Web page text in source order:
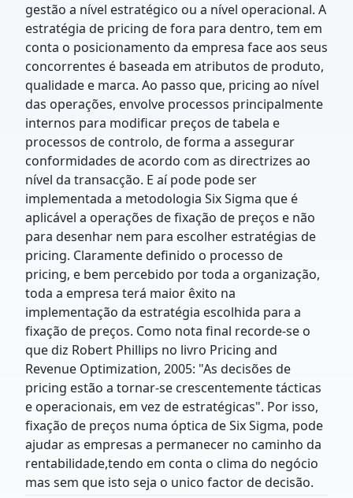
gestão a nível estratégico ou a nível operacional. A
estratégia de pricing de fora para dentro, tem em
conta o posicionamento da empresa face aos seus
concorrentes é baseada em atributos de produto,
qualidade e marca. Ao passo que, pricing ao nível
das operações, envolve processos principalmente
internos para modificar preços de tabela e
processos de controlo, de forma a assegurar
conformidades de acordo com as directrizes ao
nível da transacção. E aí pode pode ser
implementada a metodologia Six Sigma que é
aplicável a operações de fixação de preços e não
para desenhar nem para escolher estratégias de
pricing. Claramente definido o processo de
pricing, e bem percebido por toda a organização,
toda a empresa terá maior êxito na
implementação da estratégia escolhida para a
fixação de preços. Como nota final recorde-se o
que diz Robert Phillips no livro Pricing and
Revenue Optimization, 2005: "As decisões de
pricing estão a tornar-se crescentemente tácticas
e operacionais, em vez de estratégicas". Por isso,
fixação de preços numa óptica de Six Sigma, pode
ajudar as empresas a permanecer no caminho da
rentabilidade,tendo em conta o clima do negócio
mas sem que isto seja o unico factor de decisão.